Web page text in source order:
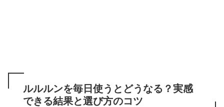
ルルルンを毎日使うとどうなる？実感
できる結果と選び方のコツ